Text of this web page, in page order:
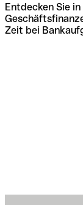
Entdecken Sie in
Zeit bei